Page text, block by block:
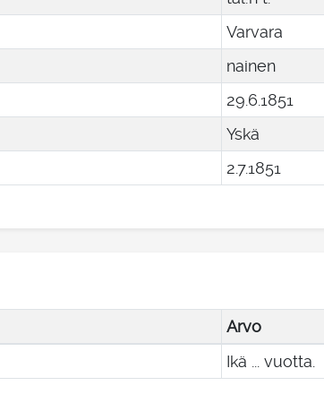
Varvara
nainen
29 6.1851
Yskä
2.7.1851
Arvo
Ikä ... vuotta.